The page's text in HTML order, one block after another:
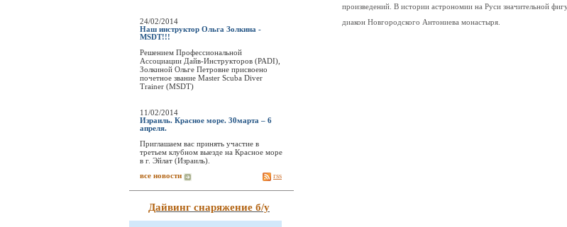
24/02/2014
Наш инструктор Ольга Золкина -
MSDT!!!
Решением Профессиональной
Ассоциации Дайв-Инструкторов (PADI),
Золкиной Ольге Петровне присвоено
почетное звание Master Scuba Diver
Trainer (MSDT)
11/02/2014
Израиль. Красное море. 30марта – 6
апреля.
Приглашаем вас принять участие в
третьем клубном выезде на Красное море
в г. Эйлат (Израиль).
все новости rss
Дайвинг снаряжение б/у
произведений. В истории астрономии на Руси значительной
диакон Новгородского Антониева монастыря.